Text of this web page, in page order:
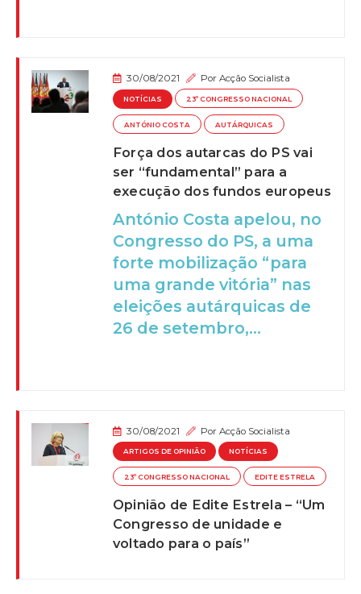
30/08/2021 PorAcção Socialista
NOTÍCIAS 23º CONGRESSO NACIONAL
ANTÓNIO COSTA AUTÁRQUICAS
Força dos autarcas do PS vai
ser “fundamental” para a
execução dos fundos europeus
António Costa apelou, no
Congresso do PS, a uma
forte mobilização “para
uma grande vitória” nas
eleições autárquicas de
26 de setembro,...
30/08/2021 PorAcção Socialista
ARTIGOS DE OPINIÃO NOTÍCIAS
23º CONGRESSO NACIONAL EDITE ESTRELA
Opinião de Edite Estrela – “Um
Congresso de unidade e
voltado para o país”